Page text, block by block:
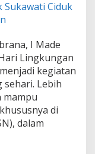
Sukawati Ciduk
I Made
Lingkungan
kegiatan
Lebih
mampu
di
dalam